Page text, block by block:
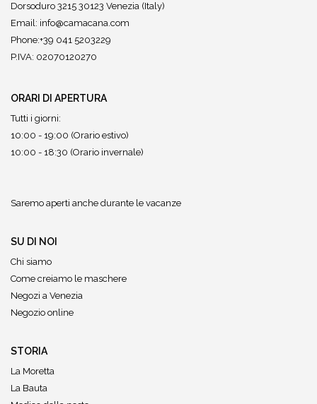
Dorsoduro 3215 30123 Venezia (Italy)
Email: info@camacana.com
Phone:+39 041 5203229
P.IVA: 02070120270
ORARI DI APERTURA
Tutti i giorni:
10:00 - 19:00 (Orario estivo)
10:00 - 18:30 (Orario invernale)
Saremo aperti anche durante le vacanze
SU DI NOI
Chi siamo
Come creiamo le maschere
Negozi a Venezia
Negozio online
STORIA
La Moretta
La Bauta